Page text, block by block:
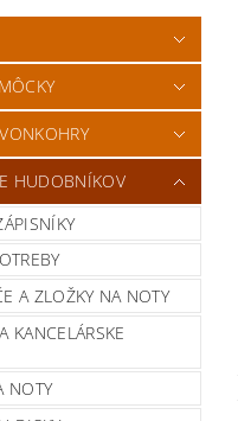
HUDOBNÍKOV
A ZLOŽKY NA NOTY
KANCELÁRSKE
NOTY